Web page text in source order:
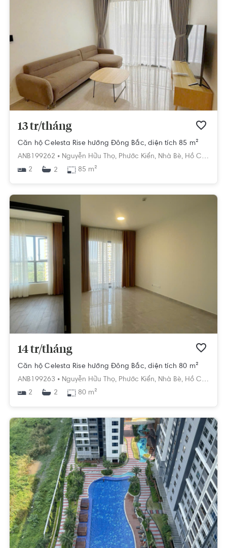
13 tr/tháng
Căn hộ Celesta Rise hướng Đông Bắc, diện tích 85 m²
ANB199262 • Nguyễn Hữu Thọ, Phước Kiển, Nhà Bè, Hồ Chí Minh
2
2 85 m²
14 tr/tháng
Căn hộ Celesta Rise hướng Đông Bắc, diện tích 80 m²
ANB199263 • Nguyễn Hữu Thọ, Phước Kiển, Nhà Bè, Hồ Chí Minh
2
2 80 m²